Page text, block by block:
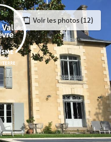
Voir les photos (12)